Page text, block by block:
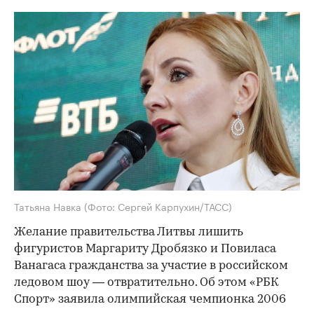
Татьяна Навка (Фото: Сергей Карпухин/ТАСС)
Желание правительства Литвы лишить
фигуристов Маргариту Дробязко и Повиласа
Ванагаса гражданства за участие в российском
ледовом шоу — отвратительно. Об этом «РБК
Спорт» заявила олимпийская чемпионка 2006